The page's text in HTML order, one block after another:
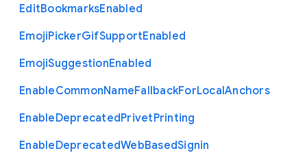
EditBookmarksEnabled
EmojiPickerGifSupportEnabled
EmojiSuggestionEnabled
EnableCommonNameFallbackForLocalAnchors
EnableDeprecatedPrivetPrinting
EnableDeprecatedWebBasedSignin